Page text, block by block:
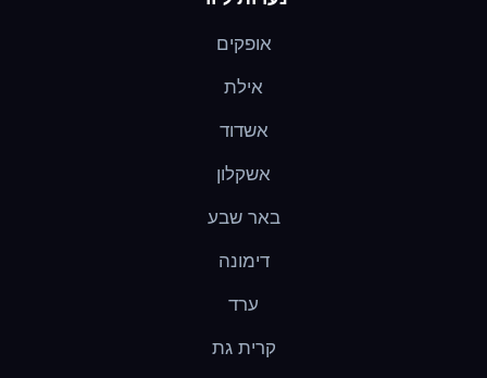
אופקים
אילת
אשדוד
אשקלון
באר שבע
דימונה
ערד
קרית גת